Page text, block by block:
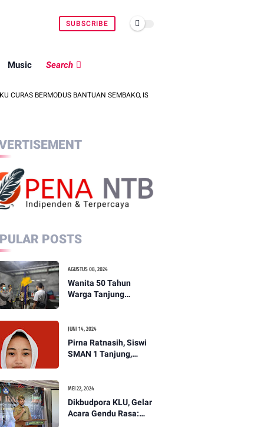
SUBSCRIBE
Music Search
BANTUAN SEMBAKO, ISU PENCULIKAN ANAK DIPASTIKAN HOAKS
POSTS
AGUSTUS 08, 2024
Wanita 50 Tahun
Warga Tanjung
JUNI 14, 2024
Pirna Ratnasih, Siswi
SMAN 1 Tanjung,
Paskibraka Tingkat
Nasional
MEI 22, 2024
Dikbudpora KLU, Gelar
Acara Gendu Rasa: